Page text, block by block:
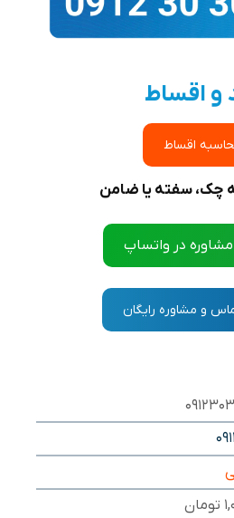
و اقساط
اقساط
چک، سفته یا ضامن
مشاوره در واتساپ
و مشاوره رایگان